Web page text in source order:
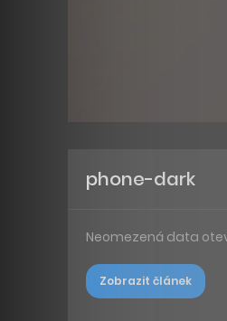
phone-dark
Neomezená data
Zobrazit článek